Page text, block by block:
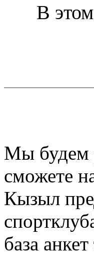
В
Мы будем
сможете
Кызыл
база